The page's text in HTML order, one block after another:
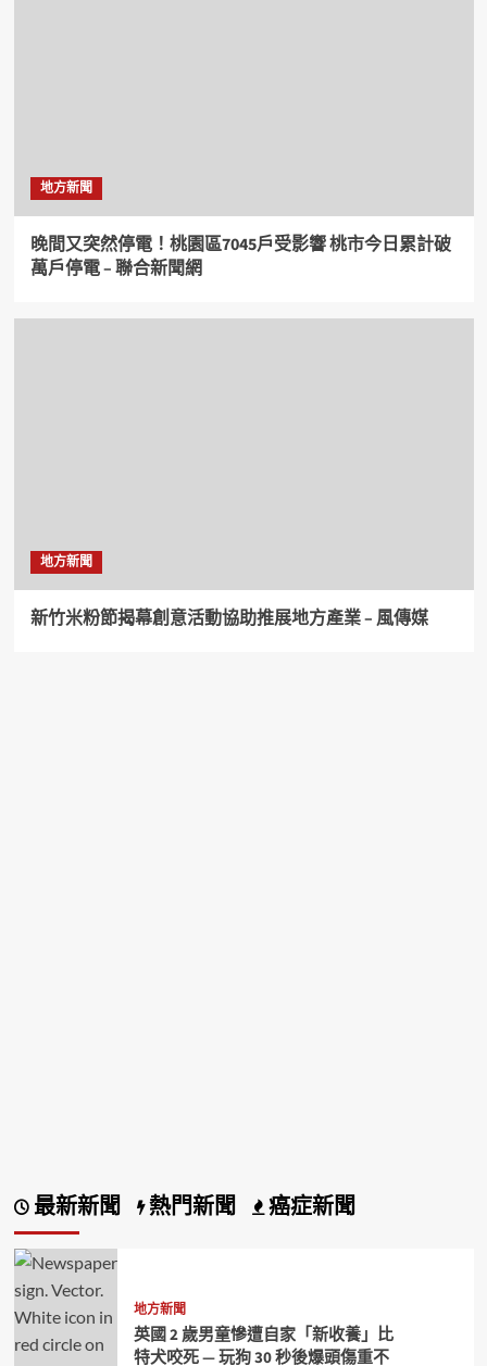
地方新聞
晚間又突然停電！桃園區7045戶受影響 桃市今日累計破
萬戶停電 – 聯合新聞網
地方新聞
新竹米粉節揭幕創意活動協助推展地方產業 – 風傳媒
最新新聞 熱門新聞 癌症新聞
地方新聞
英國 2 歲男童慘遭自家「新收養」比
特犬咬死 — 玩狗 30 秒後爆頭傷重不